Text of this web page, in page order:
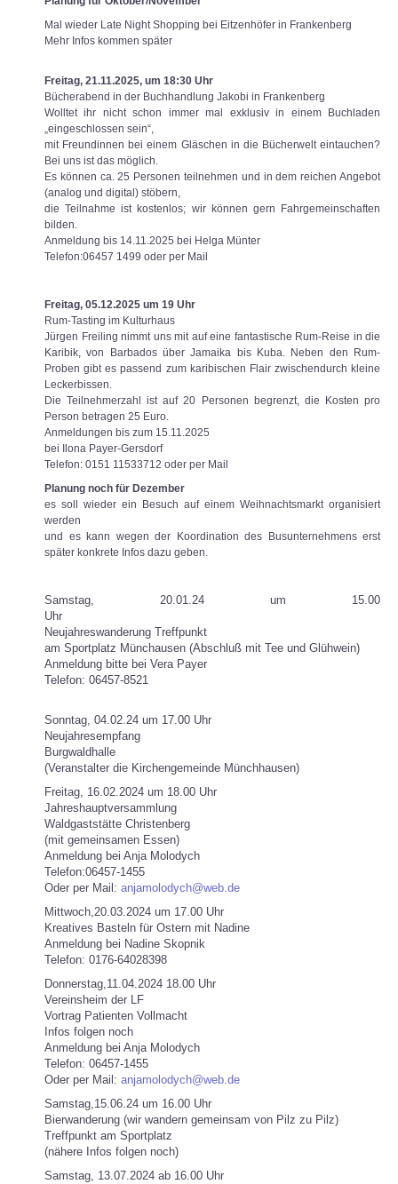
Mal wieder Late Night Shopping bei Eitzenhöfer in Frankenberg
Mehr Infos kommen später
Freitag, 21.11.2025, um 18:30 Uhr
Bücherabend in der Buchhandlung Jakobi in Frankenberg
Wolltet ihr nicht schon immer mal exklusiv in einem Buchladen
„eingeschlossen sein“,
mit Freundinnen bei einem Gläschen in die Bücherwelt eintauchen?
Bei uns ist das möglich.
Es können ca. 25 Personen teilnehmen und in dem reichen Angebot
(analog und digital) stöbern,
die Teilnahme ist kostenlos; wir können gern Fahrgemeinschaften
bilden.
Anmeldung bis 14.11.2025 bei Helga Münter
Telefon:06457 1499 oder per Mail
Freitag, 05.12.2025 um 19 Uhr
Rum-Tasting im Kulturhaus
Jürgen Freiling nimmt uns mit auf eine fantastische Rum-Reise in die
Karibik, von Barbados über Jamaika bis Kuba. Neben den Rum-
Proben gibt es passend zum karibischen Flair zwischendurch kleine
Leckerbissen.
Die Teilnehmerzahl ist auf 20 Personen begrenzt, die Kosten pro
Person betragen 25 Euro.
Anmeldungen bis zum 15.11.2025
bei Ilona Payer-Gersdorf
Telefon: 0151 11533712 oder per Mail
Planung noch für Dezember
es soll wieder ein Besuch auf einem Weihnachtsmarkt organisiert
werden
und es kann wegen der Koordination des Busunternehmens erst
später konkrete Infos dazu geben.
Samstag, 20.01.24 um 15.00
Uhr
Neujahreswanderung Treffpunkt
am Sportplatz Münchausen (Abschluß mit Tee und Glühwein)
Anmeldung bitte bei Vera Payer
Telefon: 06457-8521
Sonntag, 04.02.24 um 17.00 Uhr
Neujahresempfang
Burgwaldhalle
(Veranstalter die Kirchengemeinde Münchhausen)
Freitag, 16.02.2024 um 18.00 Uhr
Jahreshauptversammlung
Waldgaststätte Christenberg
(mit gemeinsamen Essen)
Anmeldung bei Anja Molodych
Telefon:06457-1455
Oder per Mail: anjamolodych@web.de
Mittwoch,20.03.2024 um 17.00 Uhr
Kreatives Basteln für Ostern mit Nadine
Anmeldung bei Nadine Skopnik
Telefon: 0176-64028398
Donnerstag,11.04.2024 18.00 Uhr
Vereinsheim der LF
Vortrag Patienten Vollmacht
Infos folgen noch
Anmeldung bei Anja Molodych
Telefon: 06457-1455
Oder per Mail: anjamolodych@web.de
Samstag,15.06.24 um 16.00 Uhr
Bierwanderung (wir wandern gemeinsam von Pilz zu Pilz)
Treffpunkt am Sportplatz
(nähere Infos folgen noch)
Samstag, 13.07.2024 ab 16.00 Uhr